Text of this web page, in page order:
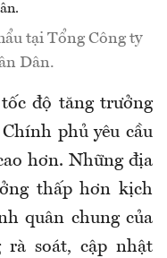
tại Tổng Công ty
Dân.
độ tăng trưởng
phủ yêu cầu
hơn. Những địa
thấp hơn kịch
quân chung của
rà soát, cập nhật